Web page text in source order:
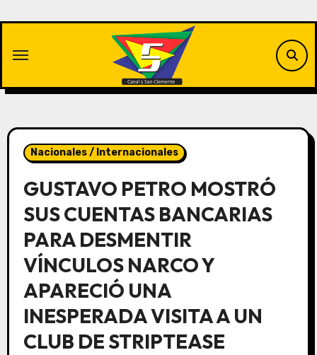
contenido
Nacionales / Internacionales
GUSTAVO PETRO MOSTRÓ
SUS CUENTAS BANCARIAS
PARA DESMENTIR
VÍNCULOS NARCO Y
APARECIÓ UNA
INESPERADA VISITA A UN
CLUB DE STRIPTEASE